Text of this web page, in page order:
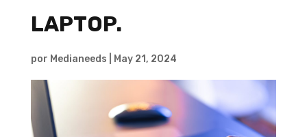
LAPTOP.
por Medianeeds May 21, 2024